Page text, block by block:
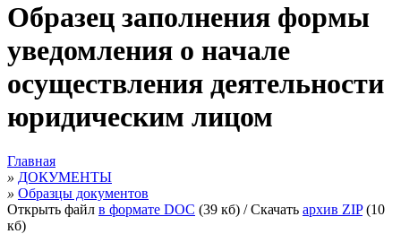
Образец заполнения формы
уведомления о начале
осуществления деятельности
юридическим лицом
Главная
» ДОКУМЕНТЫ
» Образцы документов
Открыть файл в формате DOC (39 кб) / Скачать архив ZIP (10
кб)